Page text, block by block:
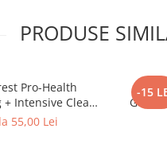
PRODUSE
Pro-Health
Intensive Clean,
164g
55,00 Lei
-15
Pasta
Gum
gust